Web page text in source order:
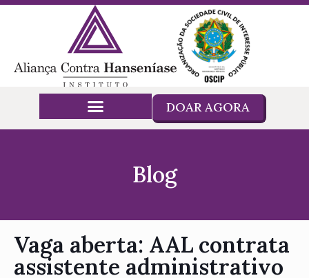
DOAR AGORA
Blog
Vaga aberta: AAL contrata
assistente administrativo